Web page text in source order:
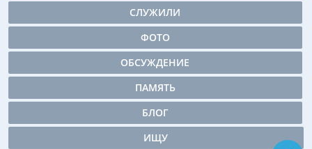
СЛУЖИЛИ
ФОТО
ОБСУЖДЕНИЕ
ПАМЯТЬ
БЛОГ
ИЩУ